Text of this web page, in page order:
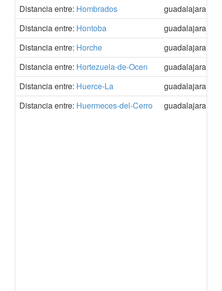
Distancia entre: Hombrados guadalajara
Distancia entre: Hontoba guadalajara
Distancia entre: Horche guadalajara
Distancia entre: Hortezuela-de-Ocen guadalajara
Distancia entre: Huerce-La guadalajara
Distancia entre: Huermeces-del-Cerro guadalajara